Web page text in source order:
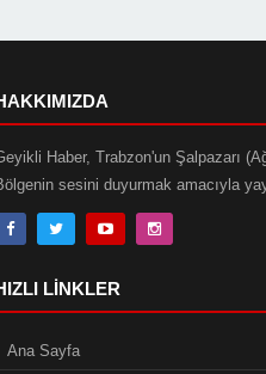
Haber, Trabzon'un Şalpazarı
sesini duyurmak amacıyla
LINKLER
Ana Sayfa